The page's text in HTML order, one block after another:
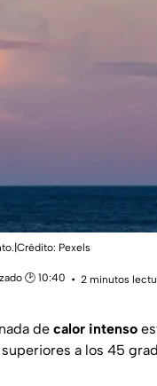
Pexels
🕑 10:40
2 minutos
de calor intenso
a los 45